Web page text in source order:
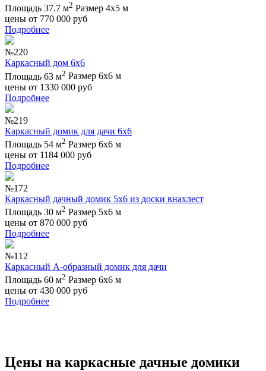
Площадь 37.7 м2 Размер 4х5 м
цены от 770 000 руб
Подробнее
№220
Каркасный дом 6х6
Площадь 63 м2 Размер 6х6 м
цены от 1330 000 руб
Подробнее
№219
Каркасный домик для дачи 6х6
Площадь 54 м2 Размер 6х6 м
цены от 1184 000 руб
Подробнее
№172
Каркасный дачный домик 5х6 из доски внахлест
Площадь 30 м2 Размер 5х6 м
цены от 870 000 руб
Подробнее
№112
Каркасный А-образный домик для дачи
Площадь 60 м2 Размер 6х6 м
цены от 430 000 руб
Подробнее
Цены на каркасные дачные домики